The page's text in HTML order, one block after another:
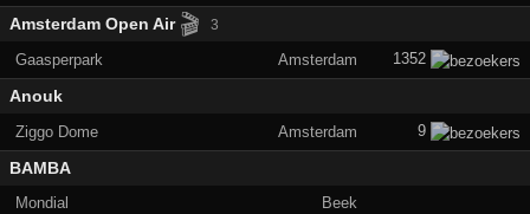
Amsterdam Open Air 🎬 3
Gaasperpark Amsterdam 1352
Anouk
Ziggo Dome Amsterdam 9
BAMBA
Mondial Beek